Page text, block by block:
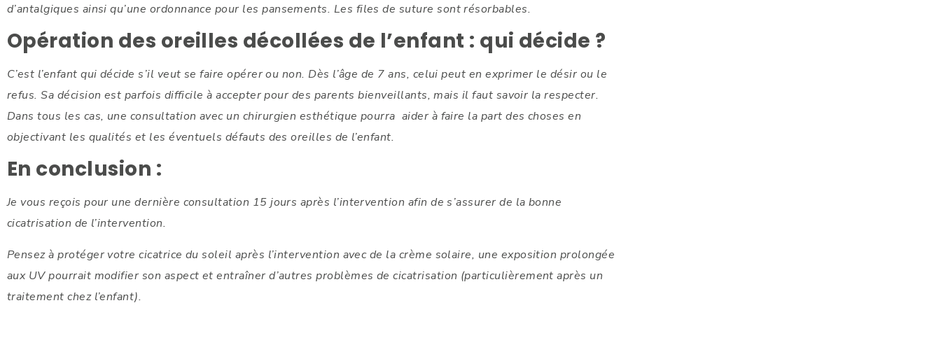
d’antalgiques ainsi qu’une ordonnance pour les pansements. Les files de suture sont résorbables.
Opération des oreilles décollées de l’enfant : qui décide ?
C’est l’enfant qui décide s’il veut se faire opérer ou non. Dès l’âge de 7 ans, celui peut en exprimer le désir ou le
refus. Sa décision est parfois difficile à accepter pour des parents bienveillants, mais il faut savoir la respecter.
Dans tous les cas, une consultation avec un chirurgien esthétique pourra aider à faire la part des choses en
objectivant les qualités et les éventuels défauts des oreilles de l’enfant.
En conclusion :
Je vous reçois pour une dernière consultation 15 jours après l’intervention afin de s’assurer de la bonne
cicatrisation de l’intervention.
Pensez à protéger votre cicatrice du soleil après l’intervention avec de la crème solaire, une exposition prolongée
aux UV pourrait modifier son aspect et entraîner d’autres problèmes de cicatrisation (particulièrement après un
traitement chez l’enfant).